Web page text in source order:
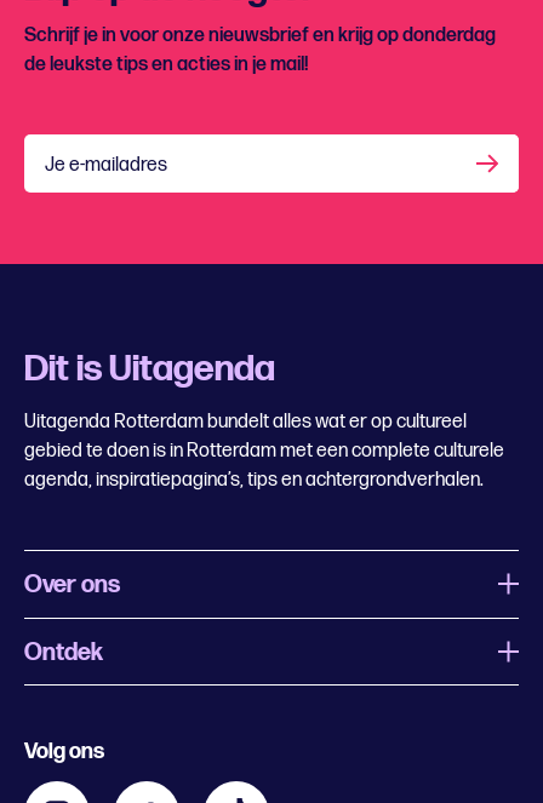
Schrijf je in voor onze nieuwsbrief en krijg op donderdag
de leukste tips en acties in je mail!
Je e-mailadres
Dit is Uitagenda
Uitagenda Rotterdam bundelt alles wat er op cultureel
gebied te doen is in Rotterdam met een complete culturele
agenda, inspiratiepagina’s, tips en achtergrondverhalen.
Over ons
Wat is Uitagenda Rotterdam
Contact
Ontdek
Kids
Volg ons